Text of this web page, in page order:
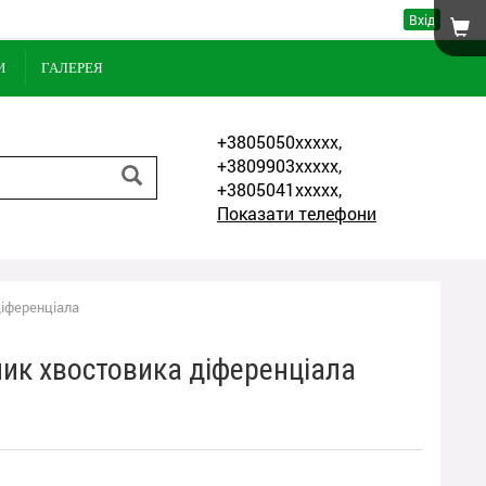
Вхід
ГАЛЕРЕЯ
+3805050xxxxx,
+3809903xxxxx,
+3805041xxxxx,
Показати телефони
хвостовика діференціала